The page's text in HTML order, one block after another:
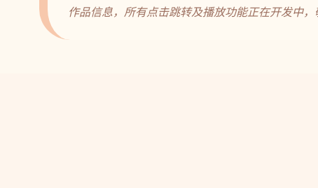
作品信息，所有点击跳转及播放功能正在开发中